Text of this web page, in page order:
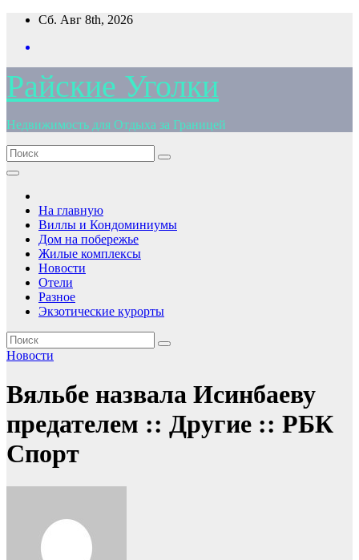
Перейти
содержимому
Сб. Авг 8th, 2026
Райские Уголки
Недвижимость для Отдыха за Границей
На главную
Виллы и Кондоминиумы
Дом на побережье
Жилые комплексы
Новости
Отели
Разное
Экзотические курорты
Новости
Вяльбе назвала Исинбаеву
предателем :: Другие :: РБК
Спорт